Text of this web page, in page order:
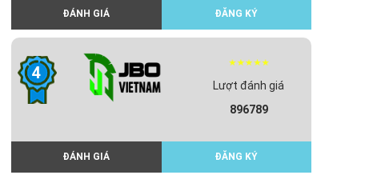
ĐÁNH GIÁ ĐĂNG KÝ
4
Lượt đánh giá
896789
ĐÁNH GIÁ ĐĂNG KÝ